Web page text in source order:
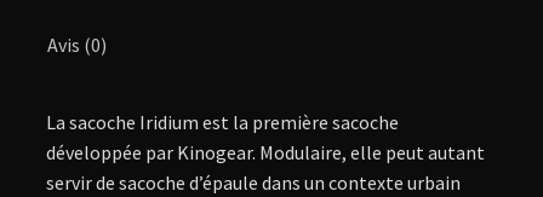
Avis (0)
La sacoche Iridium est la première sacoche
développée par Kinogear. Modulaire, elle peut autant
servir de sacoche d’épaule dans un contexte urbain